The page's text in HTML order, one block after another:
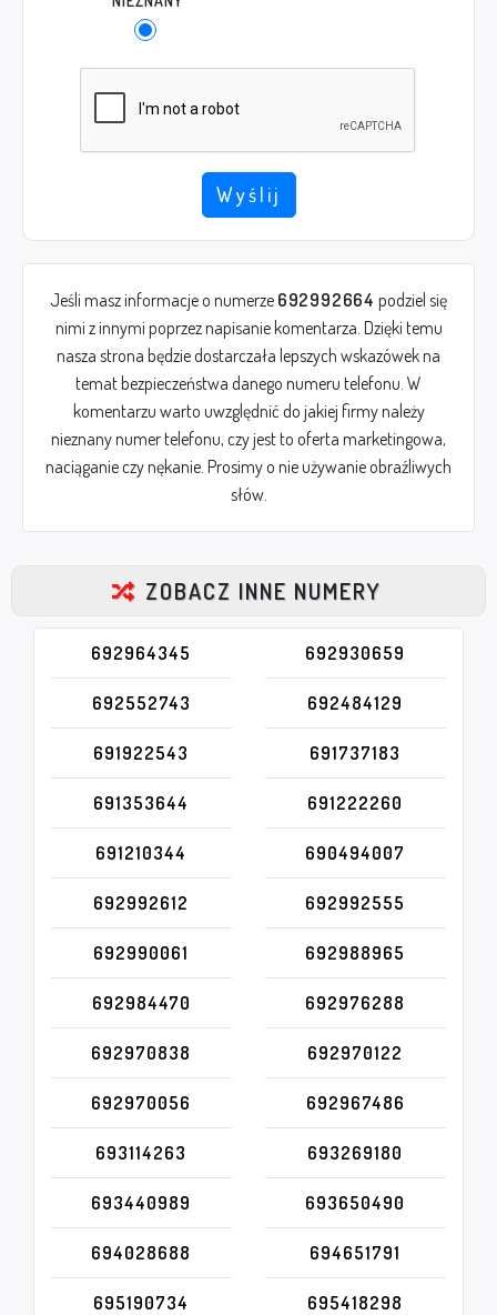
Wyślij
Jeśli masz informacje o numerze 692992664 podziel się
nimi z innymi poprzez napisanie komentarza. Dzięki temu
nasza strona będzie dostarczała lepszych wskazówek na
temat bezpieczeństwa danego numeru telefonu. W
komentarzu warto uwzględnić do jakiej firmy należy
nieznany numer telefonu, czy jest to oferta marketingowa,
naciąganie czy nękanie. Prosimy o nie używanie obraźliwych
słów.
ZOBACZ INNE NUMERY
692964345 692930659
692552743 692484129
691922543 691737183
691353644 691222260
691210344 690494007
692992612 692992555
692990061 692988965
692984470 692976288
692970838 692970122
692970056 692967486
693114263 693269180
693440989 693650490
694028688 694651791
695190734 695418298